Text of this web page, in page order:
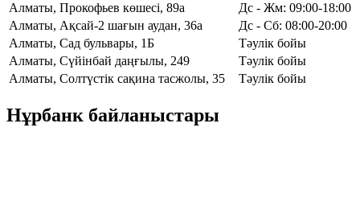
Алматы, Прокофьев көшесі, 89а
Дс - Жм: 09:00-18:00
Алматы, Ақсай-2 шағын аудан, 36а
Дс - Сб: 08:00-20:00
Алматы, Сад бульвары, 1Б
Тәулік бойы
Алматы, Сүйінбай даңғылы, 249
Тәулік бойы
Алматы, Солтүстік сақина тасжолы, 35
Тәулік бойы
Нұрбанк байланыстары